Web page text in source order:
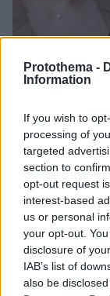
Protothema -
Information
If you wish to
processing of
targeted
section to
opt-out request
interest-based
us or personal
your opt-out.
disclosure of
IAB’s list of
also be
Τεχνητή
Ευημερία ή
Δύο νέοι
ο Σταμάτης
κακόβουλη
δεδομένων και
προκλήσεις